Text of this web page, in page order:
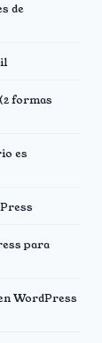
de
formas
es
para
WordPress